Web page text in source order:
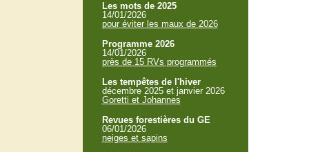
Les mots de 2025
14/01/2026
pour éviter les maux de 2026
Programme 2026
14/01/2026
près de 15 RVs programmés
Les tempêtes de l'hiver
décembre 2025 et janvier 2026
Goretti et Johannes
Revues forestières du GE
06/01/2026
neiges et sapins